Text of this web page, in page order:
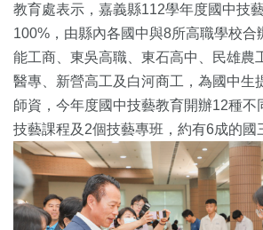
教育處表示，嘉義縣112學年度國中技
100%，由縣內各國中與8所高職學校合
能工商、東吳高職、東石高中、民雄農
醫專、新營高工及白河商工，為國中生
師資，今年度國中技藝教育開辦12種不
技藝課程及2個技藝專班，約有6成的國